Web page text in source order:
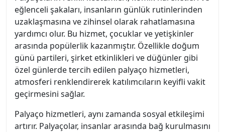
eğlenceli şakaları, insanların günlük rutinlerinden
uzaklaşmasına ve zihinsel olarak rahatlamasına
yardımcı olur. Bu hizmet, çocuklar ve yetişkinler
arasında popülerlik kazanmıştır. Özellikle doğum
günü partileri, şirket etkinlikleri ve düğünler gibi
özel günlerde tercih edilen palyaço hizmetleri,
atmosferi renklendirerek katılımcıların keyifli vakit
geçirmesini sağlar.
Palyaço hizmetleri, aynı zamanda sosyal etkileşimi
artırır. Palyaçolar, insanlar arasında bağ kurulmasını